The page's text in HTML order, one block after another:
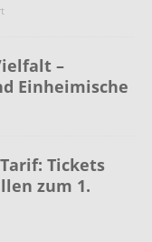
–
Einheimische
Tickets
zum 1.